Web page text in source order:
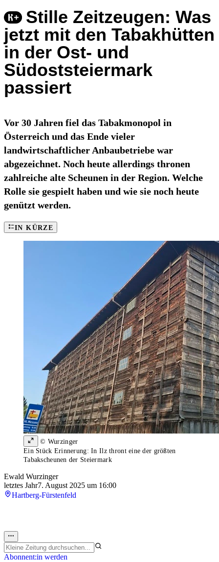
Stille Zeitzeugen: Was
jetzt mit den Tabakhütten
in der Ost- und
Südoststeiermark
passiert
Vor 30 Jahren fiel das Tabakmonopol in
Österreich und das Ende vieler
landwirtschaftlicher Anbaubetriebe war
abgezeichnet. Noch heute allerdings thronen
zahlreiche alte Scheunen in der Region. Welche
Rolle sie gespielt haben und wie sie noch heute
genützt werden.
IN KÜRZE
© Wurzinger
Ein Stück Erinnerung: In Ilz thront eine der größten
Tabakscheunen der Steiermark
Ewald Wurzinger
letztes Jahr7. August 2025 um 16:00
Hartberg-Fürstenfeld
Abonnent:in werden